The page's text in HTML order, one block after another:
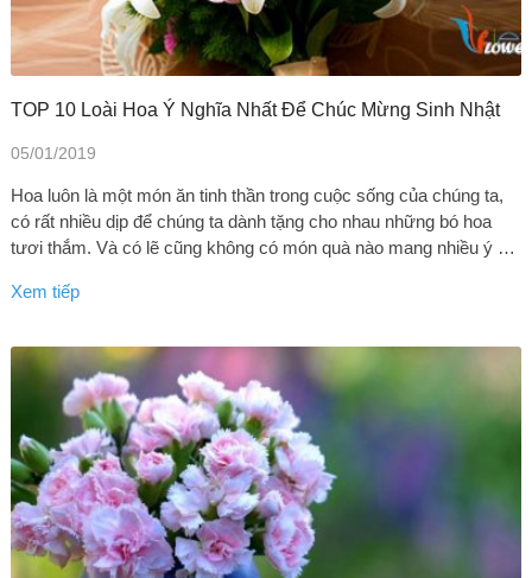
TOP 10 Loài Hoa Ý Nghĩa Nhất Để Chúc Mừng Sinh Nhật
05/01/2019
Hoa luôn là một món ăn tinh thần trong cuộc sống của chúng ta,
có rất nhiều dịp để chúng ta dành tặng cho nhau những bó hoa
tươi thắm. Và có lẽ cũng không có món quà nào mang nhiều ý …
Xem tiếp